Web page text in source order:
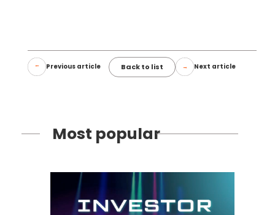
Previous article Back to list Next article
Most popular